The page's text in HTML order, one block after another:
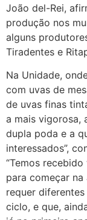
João del-Rei,
produção nos
alguns
Tiradentes e
Na Unidade,
com uvas de
de uvas finas
a mais vigorosa,
dupla poda e a
interessados”,
“Temos
para começar
requer
ciclo, e que,